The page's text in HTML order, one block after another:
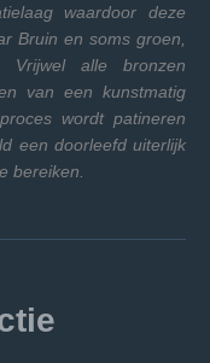
waardoor deze
Bruin en soms groen,
Vrijwel alle bronzen
van een kunstmatig
wordt patineren
een doorleefd uiterlijk
bereiken.